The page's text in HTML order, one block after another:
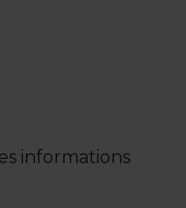
informations